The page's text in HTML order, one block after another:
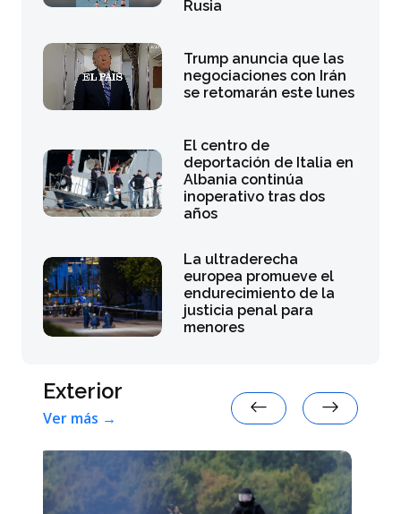
Rusia
Trump anuncia que las
negociaciones con Irán
se retomarán este lunes
El centro de
deportación de Italia en
Albania continúa
inoperativo tras dos
años
La ultraderecha
europea promueve el
endurecimiento de la
justicia penal para
menores
Exterior
Ver más →